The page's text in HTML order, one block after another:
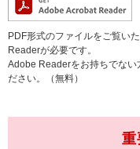
PDF形式のファイルをご覧い
Readerが必要です。
Adobe Readerをお持ちでない
ださい。（無料）
重